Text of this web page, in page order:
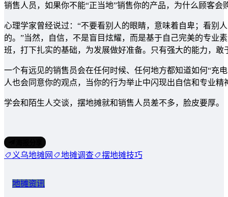
销售人员，如果你不能“正当地”销售你的产品，为什么顾客
心理学家曾经说过：“不要看别人的眼睛，意味着自卑；看别
的。”当然，自信，不是盲目炫耀，而是基于自己完美的专业
班，打下扎实的基础，为发展做好准备。只有强大的能力，敢
一个有远见的销售员会在任何时候、任何地方都知道如何“充
人也会同意你的观点，当你的行为举止中闪现出自信和专业
学会和陌生人交谈，摆地摊就和销售人员差不多，脸皮要厚。
义乌地摊网 地摊调查 摆地摊技巧
地摊资讯